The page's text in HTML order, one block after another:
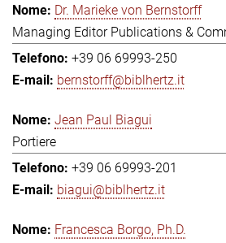
Dr. Marieke von Bernstorff
Managing Editor Publications &
+39 06 69993-250
bernstorff@biblhertz.it
Jean Paul Biagui
Portiere
+39 06 69993-201
biagui@biblhertz.it
Francesca Borgo, Ph.D.